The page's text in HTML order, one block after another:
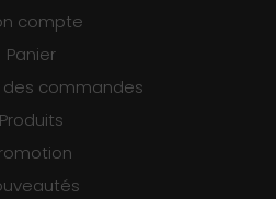
compte
Panier
des commandes
Produits